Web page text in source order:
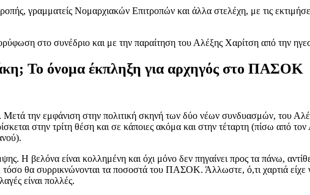
γραμματείς Νομαρχιακών Επιτροπών και άλλα στελέχη, με τις
στο συνέδριο και με την παραίτηση του Αλέξης Χαρίτση από την
Το όνομα έκπληξη για αρχηγός στο ΠΑΣΟΚ
την εμφάνιση στην πολιτική σκηνή των δύο νέων συνδυασμών, του
στην τρίτη θέση και σε κάποιες ακόμα και στην τέταρτη (πίσω από
Η βελόνα είναι κολλημένη και όχι μόνο δεν πηγαίνει προς τα πάνω,
θα συρρικνώνονται τα ποσοστά του ΠΑΣΟΚ. Άλλωστε, ό,τι χαρτιά είχε
είναι πολλές.